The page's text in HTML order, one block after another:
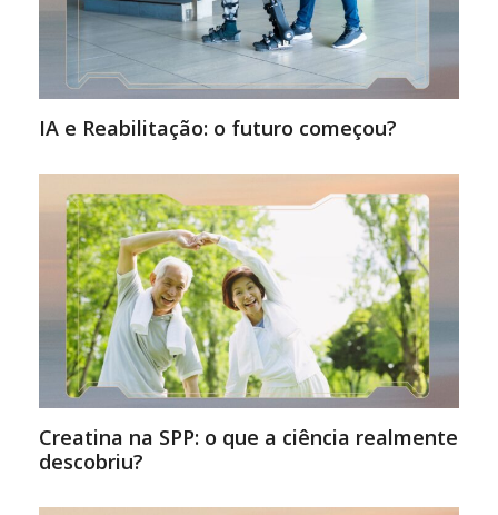
IA e Reabilitação: o futuro começou?
Creatina na SPP: o que a ciência realmente
descobriu?